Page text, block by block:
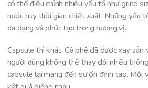
có thể điều chỉnh nhiều yếu tố như grind
nước hay thời gian chiết xuất. Những yếu
đa dạng và phức tạp trong hương vị.
Capsule thì khác. Cà phê đã được xay sẵn
người dùng không thể thay đổi nhiều
capsule lại mang đến sự ổn định cao. Mỗi